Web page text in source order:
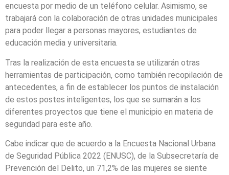
encuesta por medio de un teléfono celular. Asimismo, se
trabajará con la colaboración de otras unidades municipales
para poder llegar a personas mayores, estudiantes de
educación media y universitaria.
Tras la realización de esta encuesta se utilizarán otras
herramientas de participación, como también recopilación de
antecedentes, a fin de establecer los puntos de instalación
de estos postes inteligentes, los que se sumarán a los
diferentes proyectos que tiene el municipio en materia de
seguridad para este año.
Cabe indicar que de acuerdo a la Encuesta Nacional Urbana
de Seguridad Pública 2022 (ENUSC), de la Subsecretaría de
Prevención del Delito, un 71,2% de las mujeres se siente